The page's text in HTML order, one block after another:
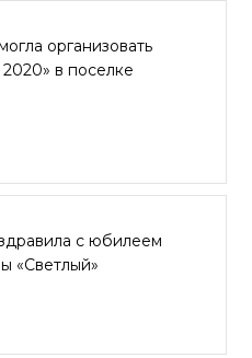
организовать
в поселке
с юбилеем
«Светлый»